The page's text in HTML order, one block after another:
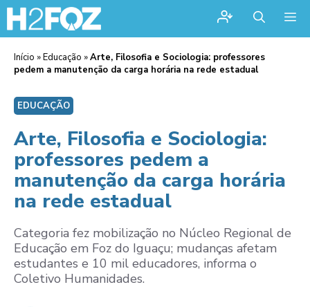
Início »Educação »Arte, Filosofia e Sociologia: professores
pedem a manutenção da carga horária na rede estadual
EDUCAÇÃO
Arte, Filosofia e Sociologia:
professores pedem a
manutenção da carga horária
na rede estadual
Categoria fez mobilização no Núcleo Regional de
Educação em Foz do Iguaçu; mudanças afetam
estudantes e 10 mil educadores, informa o
Coletivo Humanidades.